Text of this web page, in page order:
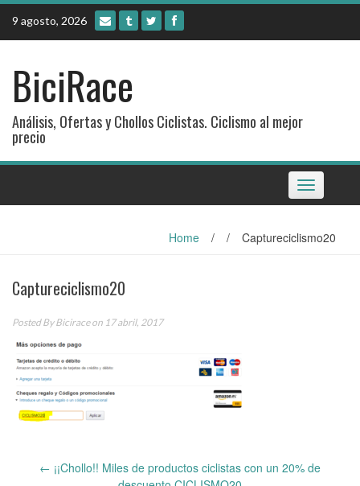
Skip
content
9 agosto, 2026
BiciRace
Análisis, Ofertas y Chollos Ciclistas. Ciclismo al mejor
precio
Toggle
navigation
Home / / Captureciclismo20
Captureciclismo20
Posted ByBiciraceon 17 abril, 2017
← ¡¡Chollo!! Miles de productos ciclistas con un 20% de